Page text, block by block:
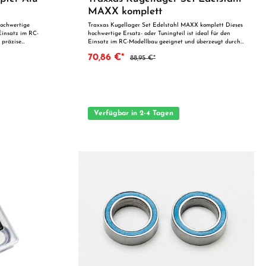
im RC-
präzise
oder zur
MAXX komplett
Traxxas Kugellager Set Edelstahl MAXX komplett Dieses
hochwertige Ersatz- oder Tuningteil ist ideal für den
Einsatz im RC-Modellbau geeignet und überzeugt durch
perfekten Passgenauigkeit ist es optimal als Ersatzteil
Erwachsenen.
70,86 €* 88,95 €*
Verfügbar in 2-4 Tagen